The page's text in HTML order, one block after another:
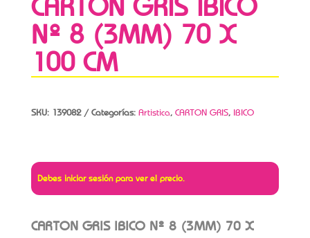
CARTON GRIS IBICO
Nº 8 (3MM) 70 X
100 CM
SKU: 139082 Categorías: Artistica, CARTON GRIS, IBICO
Debes iniciar sesión para ver el precio.
CARTON GRIS IBICO Nº 8 (3MM) 70 X